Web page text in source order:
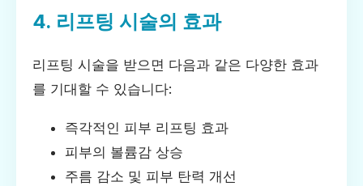
4. 리프팅 시술의 효과
리프팅 시술을 받으면 다음과 같은 다양한 효과
를 기대할 수 있습니다:
즉각적인 피부 리프팅 효과
피부의 볼륨감 상승
주름 감소 및 피부 탄력 개선